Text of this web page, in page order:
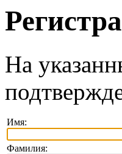
На
Имя:
Фамилия: